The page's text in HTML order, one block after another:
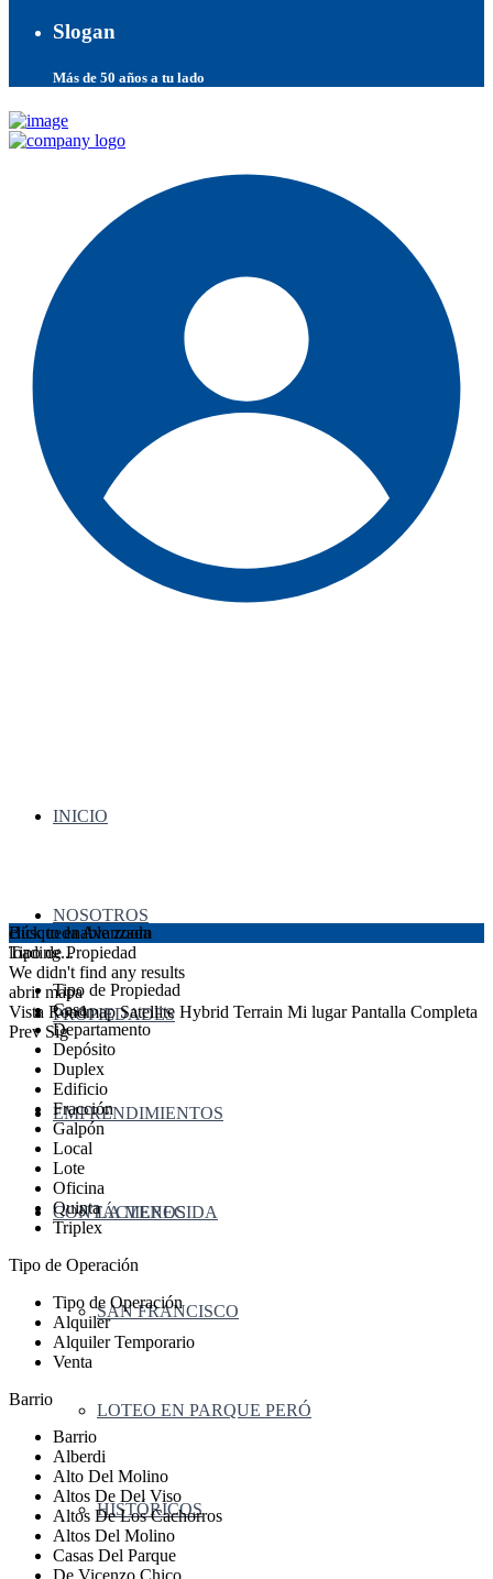
Slogan
Más de 50 años a tu lado
INICIO
NOSOTROS
PROPIEDADES
EMPRENDIMIENTOS
LA MERECIDA
SAN FRANCISCO
LOTEO EN PARQUE PERÓ
HISTÓRICOS
CONTÁCTENOS
click to enable zoom
loading...
We didn't find any results
abrir mapa
Vista Roadmap Satellite Hybrid Terrain Mi lugar Pantalla Completa
Prev Sig
Búsqueda Avanzada
Tipo de Propiedad
Tipo de Propiedad
Casa
Departamento
Depósito
Duplex
Edificio
Fracción
Galpón
Local
Lote
Oficina
Quinta
Triplex
Tipo de Operación
Tipo de Operación
Alquiler
Alquiler Temporario
Venta
Barrio
Barrio
Alberdi
Alto Del Molino
Altos De Del Viso
Altos De Los Cachorros
Altos Del Molino
Casas Del Parque
De Vicenzo Chico